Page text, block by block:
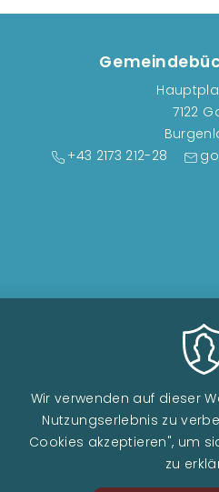
7122
+43 2173 212-28
Wir verwenden auf dieser
Nutzungserlebnis zu
Cookies akzeptieren", um
zu